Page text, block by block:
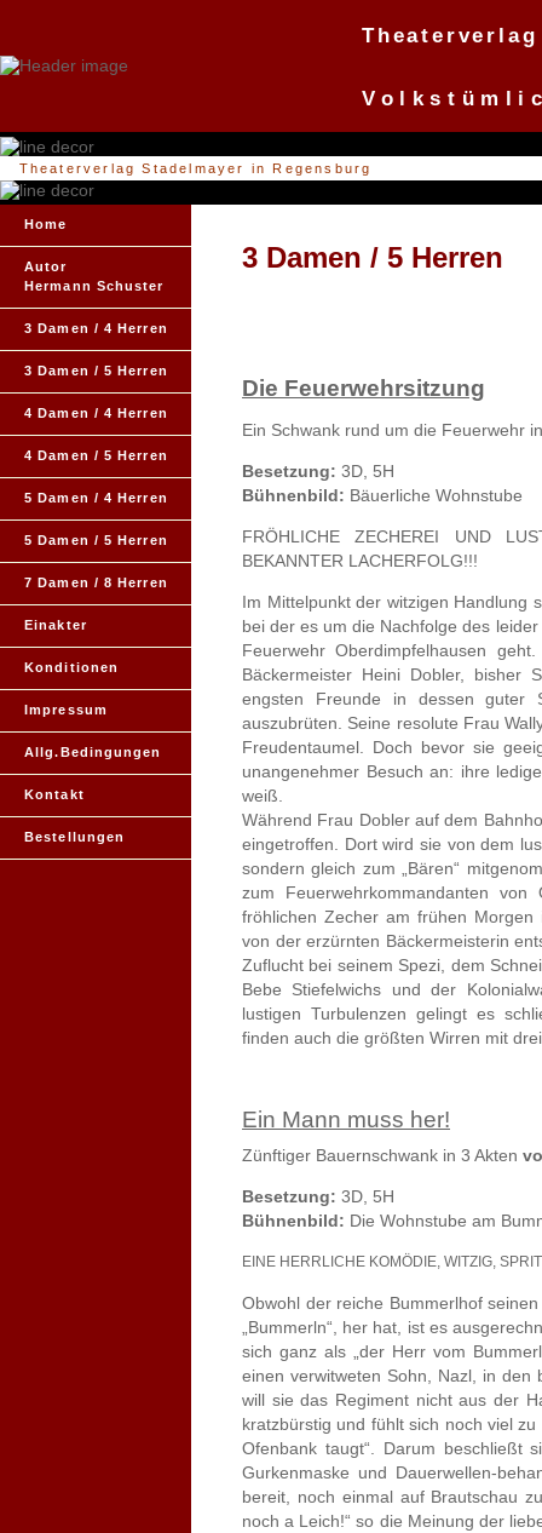
Theaterverlag Stadelmayer in Regensburg
Home
Autor
Hermann Schuster
3 Damen / 4 Herren
3 Damen / 5 Herren
4 Damen / 4 Herren
4 Damen / 5 Herren
5 Damen / 4 Herren
5 Damen / 5 Herren
7 Damen / 8 Herren
Einakter
Konditionen
Impressum
Allg.Bedingungen
Kontakt
Bestellungen
3 Damen / 5 Herren
Die Feuerwehrsitzung
Ein Schwank rund um die Feuerwehr
Besetzung: 3D, 5H
Bühnenbild: Bäuerliche Wohnstube
FRÖHLICHE ZECHEREI UND
BEKANNTER LACHERFOLG!!!
Im Mittelpunkt der witzigen Handlung
bei der es um die Nachfolge des
Feuerwehr Oberdimpfelhausen
Bäckermeister Heini Dobler, bisher
engsten Freunde in dessen guter
auszubrüten. Seine resolute Frau
Freudentaumel. Doch bevor sie
unangenehmer Besuch an: ihre
weiß.
Während Frau Dobler auf dem
eingetroffen. Dort wird sie von dem
sondern gleich zum „Bären“
zum Feuerwehrkommandanten
fröhlichen Zecher am frühen
von der erzürnten Bäckermeisterin
Zuflucht bei seinem Spezi, dem
Bebe Stiefelwichs und der
lustigen Turbulenzen gelingt es
finden auch die größten Wirren mit
Ein Mann muss her!
Zünftiger Bauernschwank in 3 Akten
Besetzung: 3D, 5H
Bühnenbild: Die Wohnstube am
EINE HERRLICHE KOMÖDIE, WITZIG,
Obwohl der reiche Bummerlhof
„Bummerln“, her hat, ist es
sich ganz als „der Herr vom
einen verwitweten Sohn, Nazl, in den
will sie das Regiment nicht aus der
kratzbürstig und fühlt sich noch viel
Ofenbank taugt“. Darum beschließt
Gurkenmaske und Dauerwellen-
bereit, noch einmal auf Brautschau
noch a Leich!“ so die Meinung der